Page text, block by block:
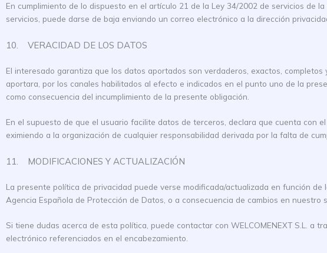
En cumplimiento de lo dispuesto en el artículo 21 de la Ley 34/2002 de servicios de
servicios, puede darse de baja enviando un correo electrónico a la dirección
10. VERACIDAD DE LOS DATOS
El interesado garantiza que los datos aportados son verdaderos, exactos,
aportara, por los canales habilitados al efecto e indicados en el punto uno de la
como consecuencia del incumplimiento de la presente obligación.
En el supuesto de que el usuario facilite datos de terceros, declara que cuenta con
eximiendo a la organización de cualquier responsabilidad derivada por la falta de
11. MODIFICACIONES Y ACTUALIZACIÓN
La presente política de privacidad puede verse modificada/actualizada en función
Agencia Española de Protección de Datos, o a consecuencia de cambios en
Si tiene dudas acerca de esta política, puede contactar con WELCOMENEXT S.L.
electrónico referenciados en el encabezamiento.